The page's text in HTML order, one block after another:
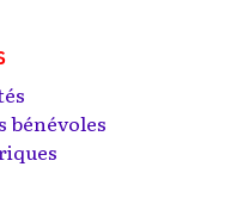
bénévoles